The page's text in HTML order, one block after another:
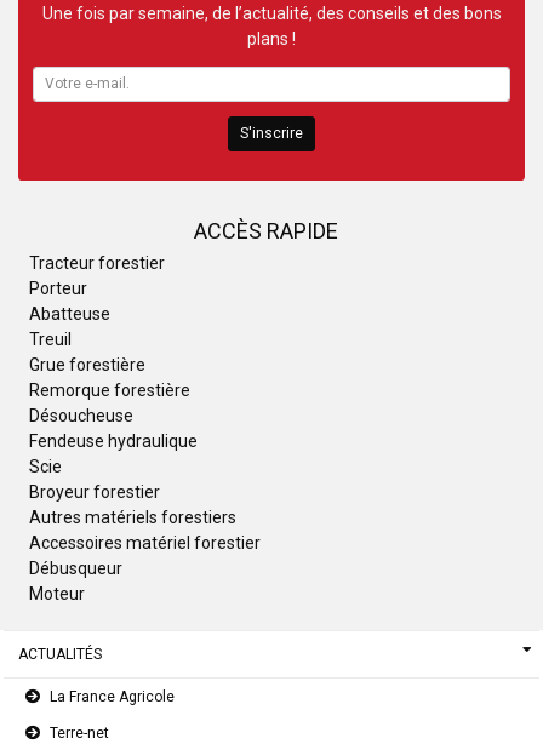
ACCÈS RAPIDE
Tracteur forestier
Porteur
Abatteuse
Treuil
Grue forestière
Remorque forestière
Désoucheuse
Fendeuse hydraulique
Scie
Broyeur forestier
Autres matériels forestiers
Accessoires matériel forestier
Débusqueur
Moteur
Une fois par semaine, de l’actualité, des conseils et des bons
plans !
S'inscrire
ACTUALITÉS
La France Agricole
Terre-net